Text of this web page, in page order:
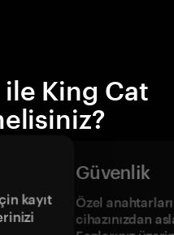
King Cat
kayıt
Güvenlik
Özel
cihazınızdan